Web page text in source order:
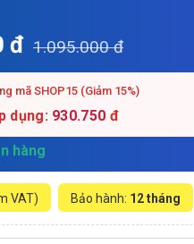
đ 1.095.000 đ
mã SHOP15 (Giảm 15%)
dụng: 930.750 đ
hàng
VAT) Bảo hành: 12 tháng